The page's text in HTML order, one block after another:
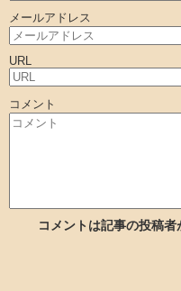
メールアドレス
URL
コメント
コメントは記事の投稿者